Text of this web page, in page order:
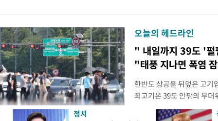
오늘의 헤드라인
" 내일까지 39도 '펄
"태풍 지나면 폭염
한반도 상공을 뒤덮은 고기
최고기온 39도 안팎의 무
'돌핀'이 지나며 기압계가
정치